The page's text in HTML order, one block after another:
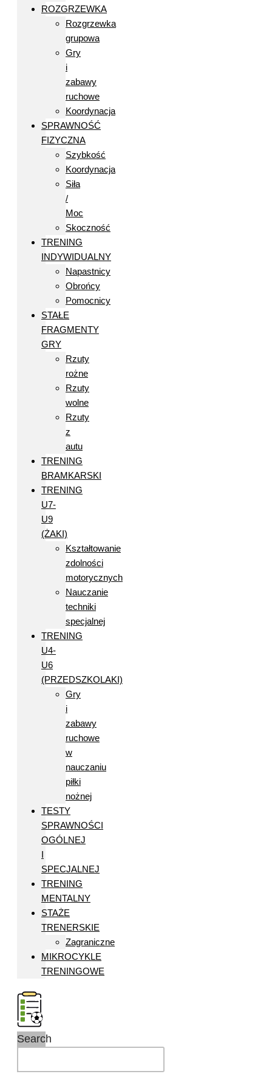
ROZGRZEWKA
Rozgrzewka
grupowa
Gry
i
zabawy
ruchowe
Koordynacja
SPRAWNOŚĆ
FIZYCZNA
Szybkość
Koordynacja
Siła
/
Moc
Skoczność
TRENING
INDYWIDUALNY
Napastnicy
Obrońcy
Pomocnicy
STAŁE
FRAGMENTY
GRY
Rzuty
rożne
Rzuty
wolne
Rzuty
z
autu
TRENING
BRAMKARSKI
TRENING
U7-
U9
(ŻAKI)
Kształtowanie
zdolności
motorycznych
Nauczanie
techniki
specjalnej
TRENING
U4-
U6
(PRZEDSZKOLAKI)
Gry
i
zabawy
ruchowe
w
nauczaniu
piłki
nożnej
TESTY
SPRAWNOŚCI
OGÓLNEJ
I
SPECJALNEJ
TRENING
MENTALNY
STAŻE
TRENERSKIE
Zagraniczne
MIKROCYKLE
TRENINGOWE
Search